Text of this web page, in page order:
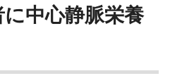
中心静脈栄養